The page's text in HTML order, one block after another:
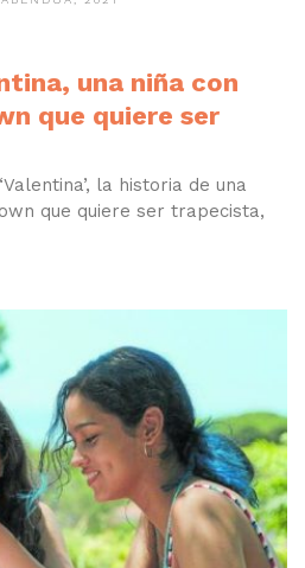
una niña con
que quiere ser
la historia de una
que quiere ser trapecista,